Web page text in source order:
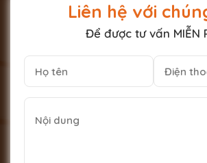
Liên hệ với
Để được tư vấn MIỄN